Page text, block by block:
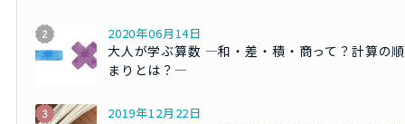
2020年06月14日
大人が学ぶ算数 ―和・差・積・商って？計算の
まりとは？―
2019年12月22日